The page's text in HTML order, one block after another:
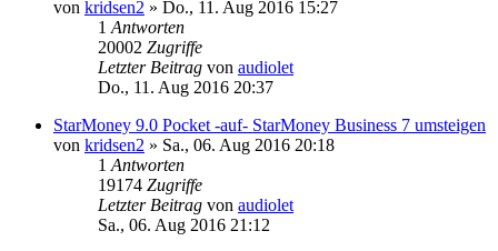
von kridsen2 » Do., 11. Aug 2016 15:27
1 Antworten
20002 Zugriffe
Letzter Beitrag von audiolet
Do., 11. Aug 2016 20:37
StarMoney 9.0 Pocket -auf- StarMoney Business 7 umsteigen
von kridsen2 » Sa., 06. Aug 2016 20:18
1 Antworten
19174 Zugriffe
Letzter Beitrag von audiolet
Sa., 06. Aug 2016 21:12